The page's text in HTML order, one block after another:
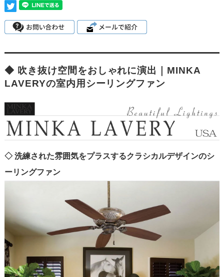
◆ 吹き抜け空間をおしゃれに演出｜MINKA
LAVERYの室内用シーリングファン
◇ 洗練された雰囲気をプラスするクラシカルデザインのシ
ーリングファン